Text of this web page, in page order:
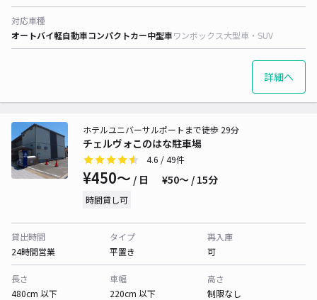
対応車種
オートバイ軽自動車コンパクトカー中型車ワンボックス大型車・SUV
詳細へ
チェルヴォこのはな駐車場
ホテルユニバーサルポートまで徒歩 29分
4.6 / 49件
¥450〜 / 日 ¥50〜 / 15分
時間貸し可
貸出時間
24時間営業
タイプ
平置き
再入庫
可
長さ
480cm 以下
車幅
220cm 以下
高さ
制限なし